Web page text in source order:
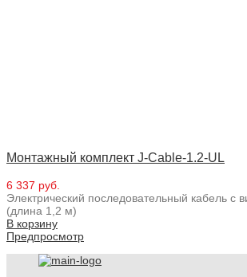
Монтажный комплект J-Cable-1.2-UL
6 337 руб.
Электрический последовательный кабель с
(длина 1,2 м)
В корзину
Предпросмотр